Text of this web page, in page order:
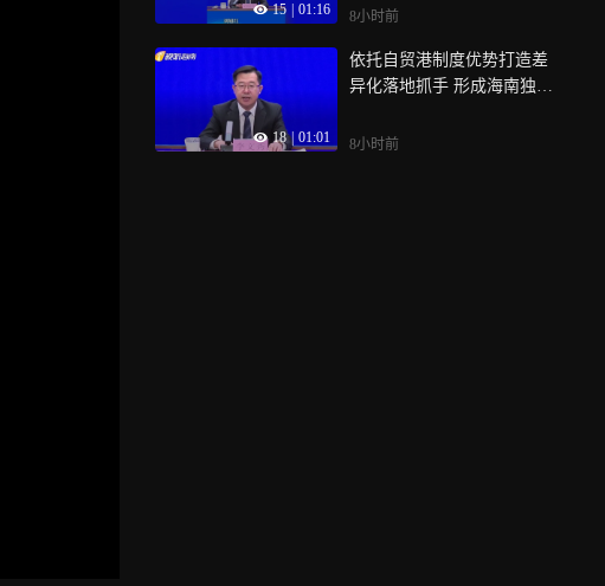
15 01:16 8小时前
18 | 01:01
依托自贸港制度优势打造差
异化落地抓手 形成海南独有
8小时前